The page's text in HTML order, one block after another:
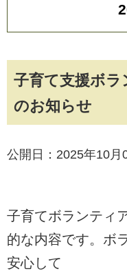
子育て支援ボラ
のお知らせ
公開日：2025年10
子育てボランティ
的な内容です。ボ
安心して